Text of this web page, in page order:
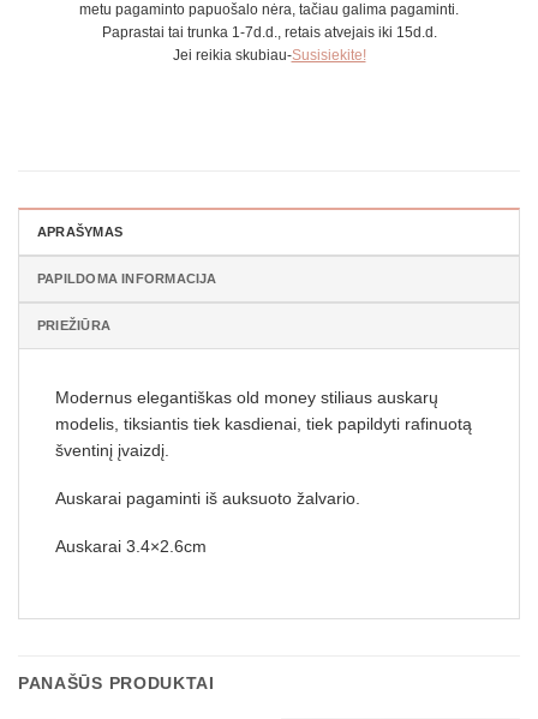
metu pagaminto papuošalo nėra, tačiau galima pagaminti.
Paprastai tai trunka 1-7d.d., retais atvejais iki 15d.d.
Jei reikia skubiau-Susisiekite!
APRAŠYMAS
PAPILDOMA INFORMACIJA
PRIEŽIŪRA
Modernus elegantiškas old money stiliaus auskarų
modelis, tiksiantis tiek kasdienai, tiek papildyti rafinuotą
šventinį įvaizdį.
Auskarai pagaminti iš auksuoto žalvario.
Auskarai 3.4×2.6cm
PANAŠŪS PRODUKTAI